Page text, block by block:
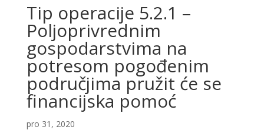
Tip operacije 5.2.1 –
Poljoprivrednim
gospodarstvima na
potresom pogođenim
područjima pružit će se
financijska pomoć
pro 31, 2020